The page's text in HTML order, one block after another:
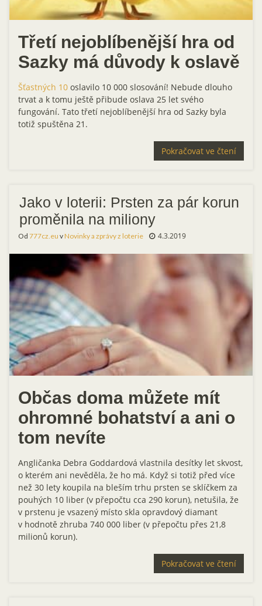
Třetí nejoblíbenější hra od
Sazky má důvody k oslavě
Šťastných 10 oslavilo 10 000 slosování! Nebude dlouho
trvat a k tomu ještě přibude oslava 25 let svého
fungování. Tato třetí nejoblíbenější hra od Sazky byla
totiž spuštěna 21.
Pokračovat ve čtení
Jako v loterii: Prsten za pár korun
proměnila na miliony
Od 777cz.eu vNovinky a zprávy z loterie 4.3.2019
Občas doma můžete mít
ohromné bohatství a ani o
tom nevíte
Angličanka Debra Goddardová vlastnila desítky let skvost,
o kterém ani nevěděla, že ho má. Když si totiž před více
než 30 lety koupila na bleším trhu prsten se sklíčkem za
pouhých 10 liber (v přepočtu cca 290 korun), netušila, že
v prstenu je vsazený místo skla opravdový diamant
v hodnotě zhruba 740 000 liber (v přepočtu přes 21,8
milionů korun).
Pokračovat ve čtení